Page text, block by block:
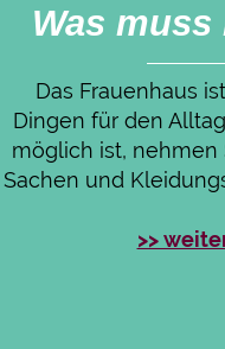
Was
Das Frauenhaus
Dingen für den
möglich ist, nehmen
Sachen und
>>